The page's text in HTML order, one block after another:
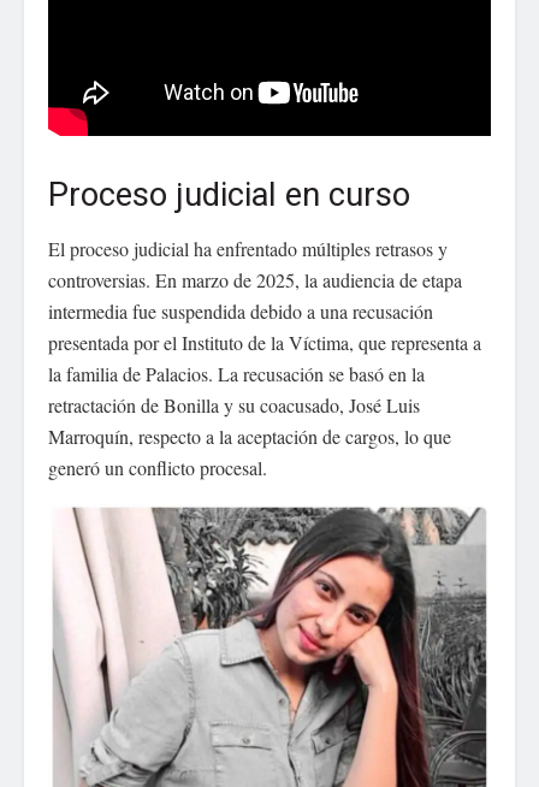
Proceso judicial en curso
El proceso judicial ha enfrentado múltiples retrasos y
controversias. En marzo de 2025, la audiencia de etapa
intermedia fue suspendida debido a una recusación
presentada por el Instituto de la Víctima, que representa a
la familia de Palacios. La recusación se basó en la
retractación de Bonilla y su coacusado, José Luis
Marroquín, respecto a la aceptación de cargos, lo que
generó un conflicto procesal.